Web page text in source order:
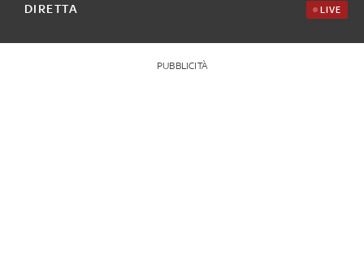
DIRETTA LIVE
PUBBLICITÀ